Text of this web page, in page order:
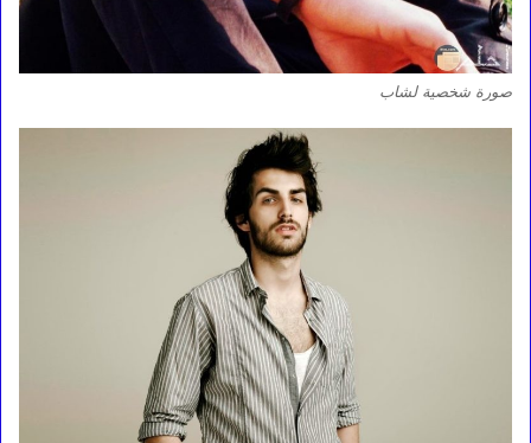
صورة شخصية لشاب